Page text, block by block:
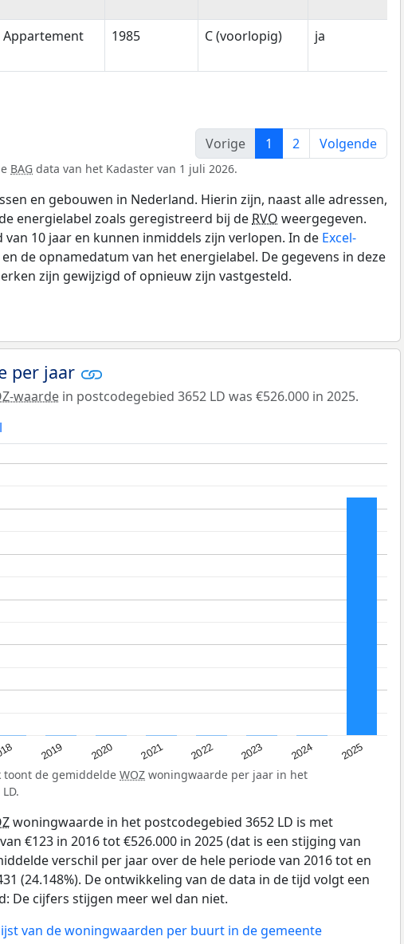
Appartement 1985 C (voorlopig) ja
Vorige
1 2 Volgende
BAG data van het Kadaster van 1 juli 2026.
en gebouwen in Nederland. Hierin zijn, naast alle adressen,
energielabel zoals geregistreerd bij de RVO weergegeven.
10 jaar en kunnen inmiddels zijn verlopen. In de Excel-
de opnamedatum van het energielabel. De gegevens in deze
zijn gewijzigd of opnieuw zijn vastgesteld.
per jaar
waarde in postcodegebied 3652 LD was €526.000 in 2025.
2019 2020 2021 2022 2023 2024 2025
toont de gemiddelde WOZ woningwaarde per jaar in het
woningwaarde in het postcodegebied 3652 LD is met
€123 in 2016 tot €526.000 in 2025 (dat is een stijging van
verschil per jaar over de hele periode van 2016 tot en
(24.148%). De ontwikkeling van de data in de tijd volgt een
De cijfers stijgen meer wel dan niet.
van de woningwaarden per buurt in de gemeente